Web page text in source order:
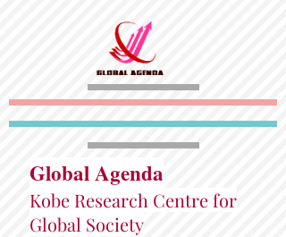
Global Agenda
Kobe Research Centre for
Global Society